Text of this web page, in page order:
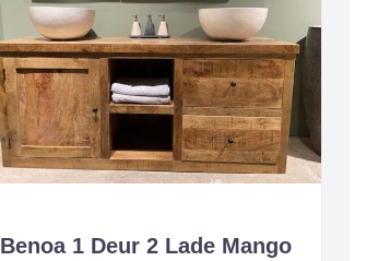
Benoa 1 Deur 2 Lade Mango